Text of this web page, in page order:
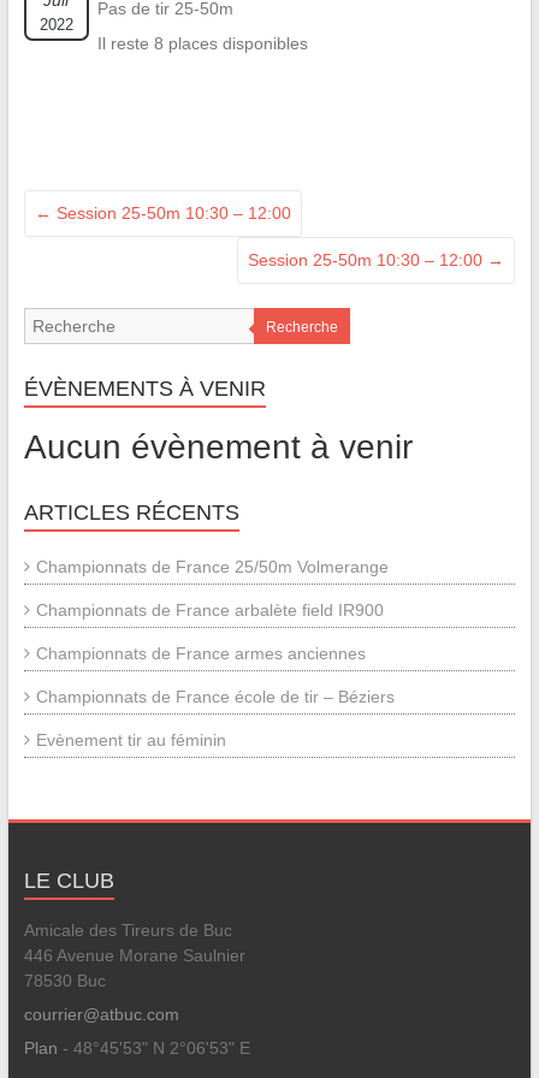
2022
Pas de tir 25-50m
Il reste 8 places disponibles
← Session 25-50m 10:30 – 12:00
Session 25-50m 10:30 – 12:00 →
Recherche
ÉVÈNEMENTS À VENIR
Aucun évènement à venir
ARTICLES RÉCENTS
Championnats de France 25/50m Volmerange
Championnats de France arbalète field IR900
Championnats de France armes anciennes
Championnats de France école de tir – Béziers
Evènement tir au féminin
LE CLUB
Amicale des Tireurs de Buc
446 Avenue Morane Saulnier
78530 Buc
courrier@atbuc.com
Plan - 48°45'53" N 2°06'53" E